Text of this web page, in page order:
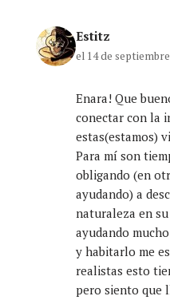
Estitz
el 14 de
Enara! Que
conectar con la
estas(estamos)
Para mí son
obligando (en
ayudando) a
naturaleza en
ayudando
y habitarlo me
realistas esto
pero siento que